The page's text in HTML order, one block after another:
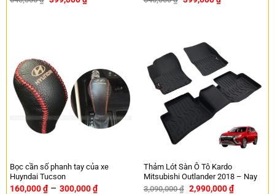
Bọc cần số phanh tay của xe
Huyndai Tucson
160,000₫ – 300,000₫
Thảm Lót Sàn Ô Tô Kardo
Mitsubishi Outlander 2018 – Nay
3,090,000₫ 2,990,000₫